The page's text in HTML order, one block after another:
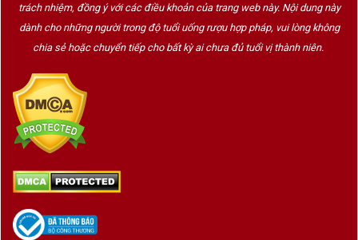
Điều này giúp bia Pháp
vừa giữ được sự cân bằng, vừa
mang nét thanh lịch đặc trưng.
Lịch sử phát triển của bia Pháp
Nghề nấu bia tại Pháp đã xuất hiện từ thời La Mã và phát
triển mạnh tại các vùng Alsace, Lorraine cùng miền Bắc
nước Pháp.
Đặc biệt, vùngAlsace
sâu sắc của văn hóa nấu bia Bavaria, tạo nên nhiều dòng
Lager và Pilsner chất lượng cao.
trách nhiệm, đồng ý với các điều khoản của trang web này. Nội dung này
dành cho những người trong độ tuổi uống rượu hợp pháp, vui lòng không
chia sẻ hoặc chuyển tiếp cho bất kỳ ai chưa đủ tuổi vị thành niên.